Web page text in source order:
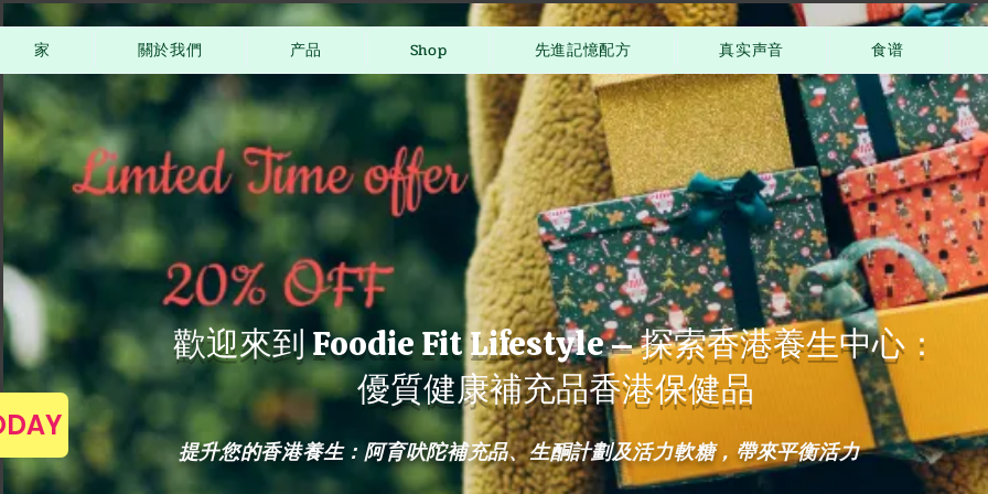
家 關於我們 产品 Shop 先進記憶配方 真实声音 食谱
歡迎來到 Foodie Fit Lifestyle – 探索香港養生中心：
優質健康補充品香港保健品
提升您的香港養生：阿育吠陀補充品、生酮計劃及活力軟糖，帶來平衡活力